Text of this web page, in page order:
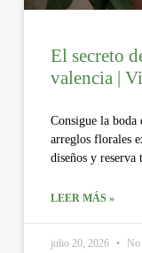
El secreto
valencia |
Consigue la boda
arreglos florales
diseños y reserva
LEER MÁS »
julio 20, 2026 No